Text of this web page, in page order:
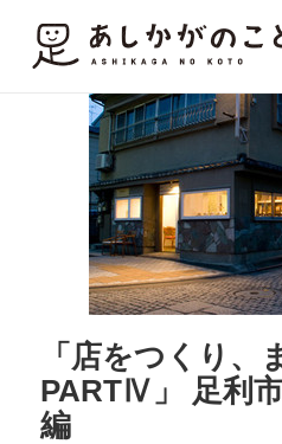
「店をつくり、
PARTⅣ」 足利市
編